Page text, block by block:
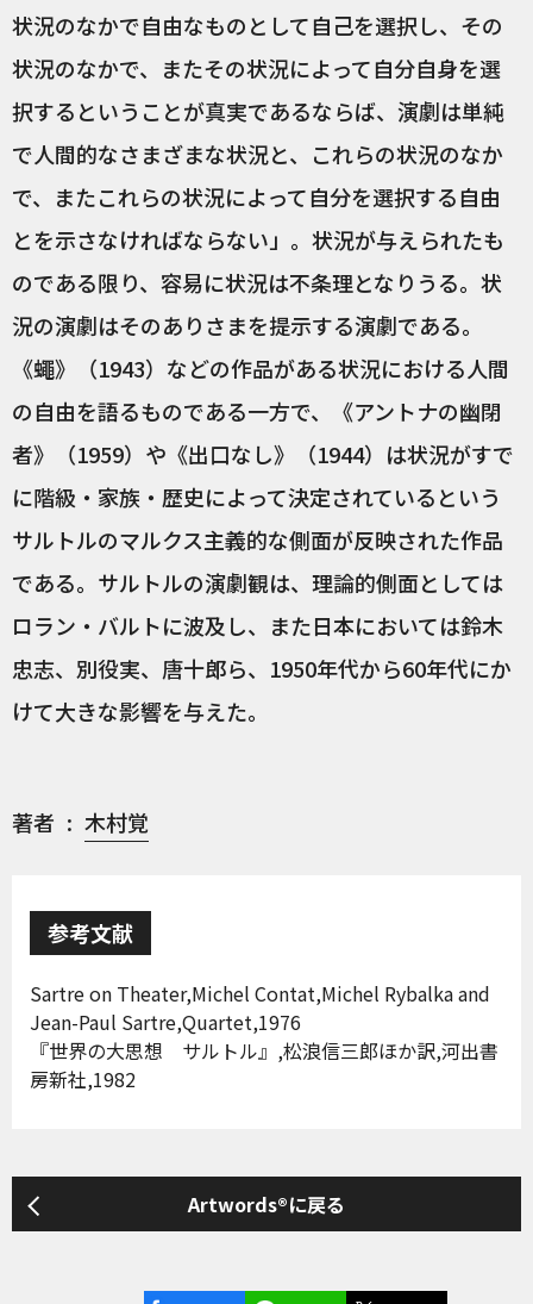
状況のなかで自由なものとして自己を選択し、その
状況のなかで、またその状況によって自分自身を選
択するということが真実であるならば、演劇は単純
で人間的なさまざまな状況と、これらの状況のなか
で、またこれらの状況によって自分を選択する自由
とを示さなければならない」。状況が与えられたも
のである限り、容易に状況は不条理となりうる。状
況の演劇はそのありさまを提示する演劇である。
《蠅》（1943）などの作品がある状況における人間
の自由を語るものである一方で、《アントナの幽閉
者》（1959）や《出口なし》（1944）は状況がすで
に階級・家族・歴史によって決定されているという
サルトルのマルクス主義的な側面が反映された作品
である。サルトルの演劇観は、理論的側面としては
ロラン・バルトに波及し、また日本においては鈴木
忠志、別役実、唐十郎ら、1950年代から60年代にか
けて大きな影響を与えた。
著者 木村覚
参考文献
Sartre on Theater,Michel Contat,Michel Rybalka and
Jean-Paul Sartre,Quartet,1976
『世界の大思想 サルトル』,松浪信三郎ほか訳,河出書
房新社,1982
Artwords®に戻る